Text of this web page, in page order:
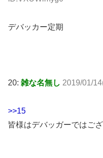
デバッカー定期
20: 雑な名無し 2019/01/
>>15
皆様はデバッガーではご